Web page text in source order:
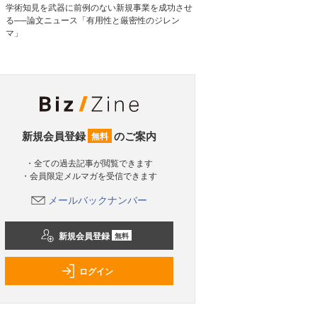
学術知見を武器に前例のない新規事業を成功させ
る──論文ニュース「有用性と厳密性のジレン
マ」
新規会員登録 無料 のご案内
・全ての過去記事が閲覧できます
・会員限定メルマガを受信できます
メールバックナンバー
新規会員登録 無料
ログイン